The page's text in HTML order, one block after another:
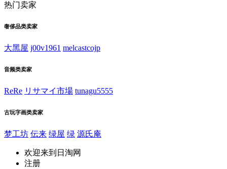
热门卖家
奢侈品类卖家
大黑屋 j00v1961 melcastcojp
音频类卖家
ReRe リサマイ市場 tunagu5555
古玩字画类卖家
梦工坊 伝来 绿屋 绿 源氏庵
欢迎来到日淘网
注册